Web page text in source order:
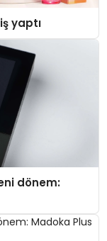
yaptı
dönem: